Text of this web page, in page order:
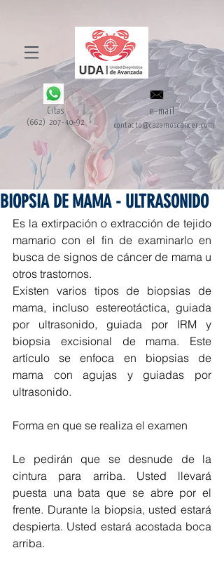
Citas
(662) 207-40-92
e-mail:
contacto@cazamoscancer.com
BIOPSIA DE MAMA - ULTRASONIDO
Es la extirpación o extracción de tejido
mamario con el fin de examinarlo en
busca de signos de cáncer de mama u
otros trastornos.
Existen varios tipos de biopsias de
mama, incluso estereotáctica, guiada
por ultrasonido, guiada por IRM y
biopsia excisional de mama. Este
artículo se enfoca en biopsias de
mama con agujas y guiadas por
ultrasonido.
Forma en que se realiza el examen
Le pedirán que se desnude de la
cintura para arriba. Usted llevará
puesta una bata que se abre por el
frente. Durante la biopsia, usted estará
despierta. Usted estará acostada boca
arriba.